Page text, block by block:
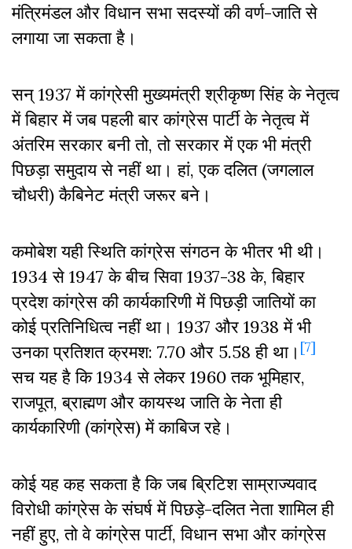
मंत्रिमंडल और विधान सभा सदस्यों की वर्ण-जाति से
लगाया जा सकता है।
सन् 1937 में कांग्रेसी मुख्यमंत्री श्रीकृष्ण सिंह के नेतृत्व
में बिहार में जब पहली बार कांग्रेस पार्टी के नेतृत्व में
अंतरिम सरकार बनी तो, तो सरकार में एक भी मंत्री
पिछड़ा समुदाय से नहीं था। हां, एक दलित (जगलाल
चौधरी) कैबिनेट मंत्री जरूर बने।
कमोबेश यही स्थिति कांग्रेस संगठन के भीतर भी थी।
1934 से 1947 के बीच सिवा 1937-38 के, बिहार
प्रदेश कांग्रेस की कार्यकारिणी में पिछड़ी जातियों का
कोई प्रतिनिधित्व नहीं था। 1937 और 1938 में भी
उनका प्रतिशत क्रमश: 7.70 और 5.58 ही था। [7]
सच यह है कि 1934 से लेकर 1960 तक भूमिहार,
राजपूत, ब्राह्मण और कायस्थ जाति के नेता ही
कार्यकारिणी (कांग्रेस) में काबिज रहे।
कोई यह कह सकता है कि जब ब्रिटिश साम्राज्यवाद
विरोधी कांग्रेस के संघर्ष में पिछड़े-दलित नेता शामिल ही
नहीं हुए, तो वे कांग्रेस पार्टी, विधान सभा और कांग्रेस